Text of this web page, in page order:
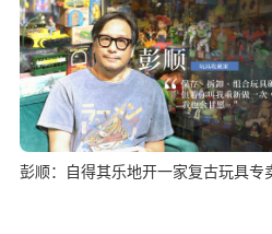
彭顺：自得其乐地开一家复古玩具专